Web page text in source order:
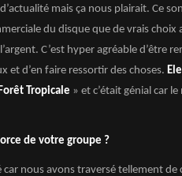
d’actualité mais ça nous plairait. Ce
du disque que de vrais
C’est hyper agréable d’être
et d’en faire ressortir des choses.
Tropicale » et c’était génial car
de votre groupe ?
car nous avons traversé tellement